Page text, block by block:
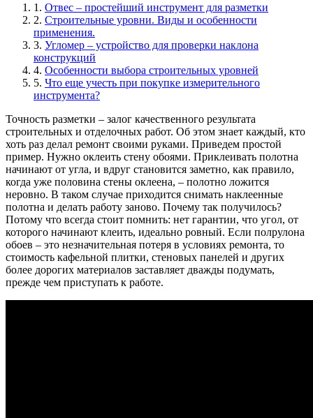
1. Отвес – простейший инструмент для разметки
2. Строительные уровни. Виды и особенности
применения.
3. Угломер – устройство для проверки наклона
конструкций
4. Особенности выбора строительных уровней
5. Что еще учесть при покупке измерительного
инструмента?
Точность разметки – залог качественного результата
строительных и отделочных работ. Об этом знает каждый, кто
хоть раз делал ремонт своими руками. Приведем простой
пример. Нужно оклеить стену обоями. Приклеивать полотна
начинают от угла, и вдруг становится заметно, как правило,
когда уже половина стены оклеена, – полотно ложится
неровно. В таком случае приходится снимать наклеенные
полотна и делать работу заново. Почему так получилось?
Потому что всегда стоит помнить: нет гарантии, что угол, от
которого начинают клеить, идеально ровный. Если полрулона
обоев – это незначительная потеря в условиях ремонта, то
стоимость кафельной плитки, стеновых панелей и других
более дорогих материалов заставляет дважды подумать,
прежде чем приступать к работе.